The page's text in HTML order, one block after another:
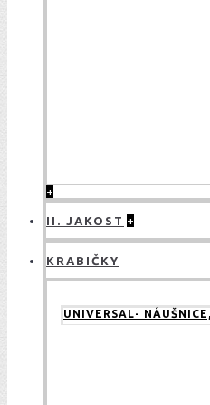
+
II. JAKOST +
KRABIČKY
UNIVERSAL-